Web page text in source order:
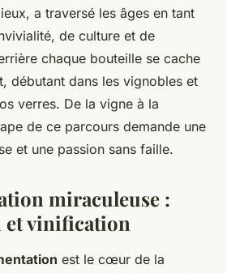
la bouteille : Le
2 min de lecture
a traversé les âges en tant
de culture et de
chaque bouteille se cache
débutant dans les vignobles et
verres. De la vigne à la
de ce parcours demande une
et une passion sans faille.
miraculeuse :
et vinification
est le cœur de la